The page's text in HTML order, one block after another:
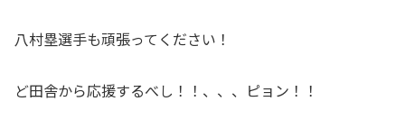
八村塁選手も頑張ってください！
ど田舎から応援するべし！！、、、ピョン！！